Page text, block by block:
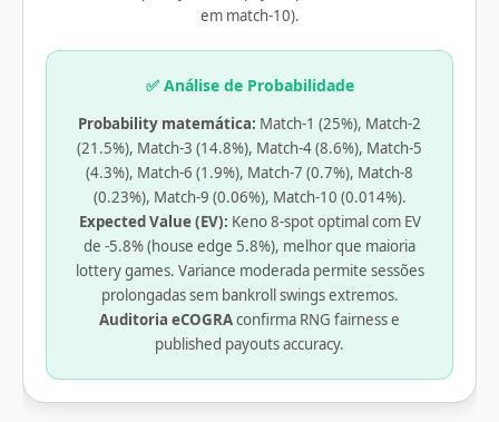
em match-10).
✅ Análise de Probabilidade
Probability matemática: Match-1 (25%), Match-2
(21.5%), Match-3 (14.8%), Match-4 (8.6%), Match-5
(4.3%), Match-6 (1.9%), Match-7 (0.7%), Match-8
(0.23%), Match-9 (0.06%), Match-10 (0.014%).
Expected Value (EV): Keno 8-spot optimal com EV
de -5.8% (house edge 5.8%), melhor que maioria
lottery games. Variance moderada permite sessões
prolongadas sem bankroll swings extremos.
Auditoria eCOGRAconfirma RNG fairness e
published payouts accuracy.